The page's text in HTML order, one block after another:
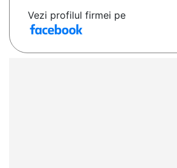
Vezi profilul firmei pe